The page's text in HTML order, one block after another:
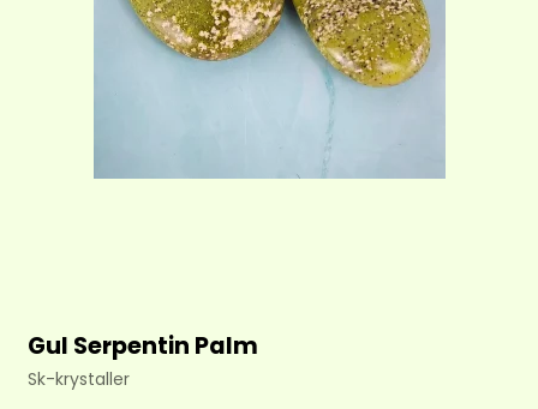
Gul Serpentin Palm
Sk-krystaller